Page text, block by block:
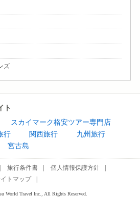
ズ
ト
スカイマーク格安ツアー専門店
行 関西旅行
九州旅行
宮古島
旅行条件書
個人情報保護方針
トマップ
World Travel Inc., All Rights Reserved.